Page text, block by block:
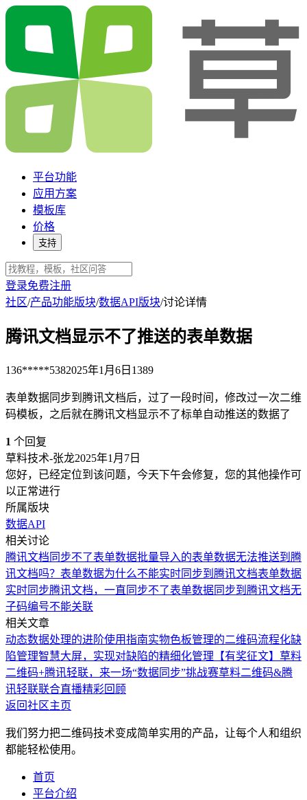
平台功能
应用方案
模板库
价格
支持
登录免费注册
社区/产品功能版块/数据API版块/讨论详情
腾讯文档显示不了推送的表单数据
136*****5382025年1月6日 1389
表单数据同步到腾讯文档后，过了一段时间，修改过一次二维
码模板，之后就在腾讯文档显示不了标单自动推送的数据了
1 个回复
草料技术-张龙2025年1月7日
您好，已经定位到该问题，今天下午会修复，您的其他操作可
以正常进行
所属版块
数据API
相关讨论
腾讯文档同步不了表单数据批量导入的表单数据无法推送到腾
讯文档吗？ 表单数据为什么不能实时同步到腾讯文档表单数据
实时同步腾讯文档，一直同步不了表单数据同步到腾讯文档无
子码编号不能关联
相关文章
动态数据处理的进阶使用指南实物色板管理的二维码流程化缺
陷管理智慧大屏，实现对缺陷的精细化管理 【有奖征文】草料
二维码+腾讯轻联，来一场“数据同步”挑战赛草料二维码&腾
讯轻联联合直播精彩回顾
返回社区主页
我们努力把二维码技术变成简单实用的产品，让每个人和组织
都能轻松使用。
首页
平台介绍